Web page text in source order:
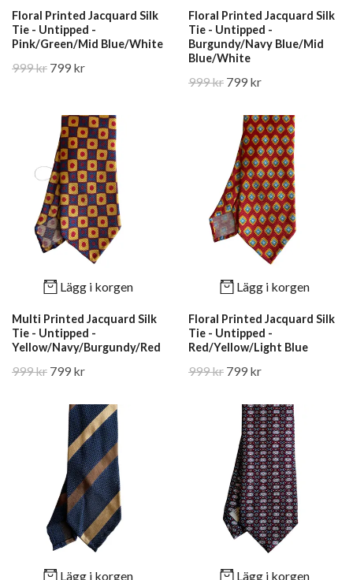
Floral Printed Jacquard Silk
Tie - Untipped -
Pink/Green/Mid Blue/White
999 kr 799 kr
Floral Printed Jacquard Silk
Tie - Untipped -
Burgundy/Navy Blue/Mid
Blue/White
999 kr 799 kr
Lägg i korgen
Multi Printed Jacquard Silk
Tie - Untipped -
Yellow/Navy/Burgundy/Red
999 kr 799 kr
Lägg i korgen
Floral Printed Jacquard Silk
Tie - Untipped -
Red/Yellow/Light Blue
999 kr 799 kr
Lägg i korgen Lägg i korgen